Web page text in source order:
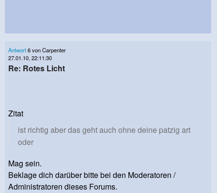
Antwort6 von Carpenter
27.01.10, 22:11:30
Re: Rotes Licht
Zitat
ist richtig aber das geht auch ohne deine patzig art
oder
Mag sein.
Beklage dich darüber bitte bei den Moderatoren /
Administratoren dieses Forums.